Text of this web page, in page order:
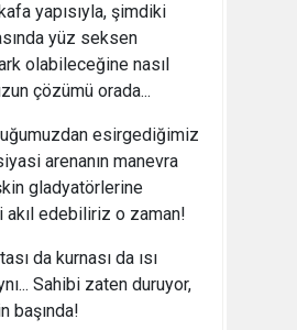
yapısıyla, şimdiki
yüz seksen
olabileceğine nasıl
çözümü orada...
esirgediğimiz
arenanın manevra
gladyatörlerine
edebiliriz o zaman!
da kurnası da ısı
Sahibi zaten duruyor,
başında!